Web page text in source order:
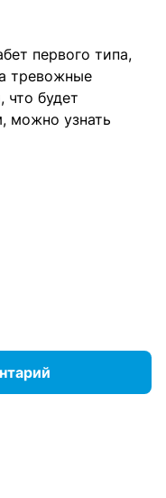
первого типа,
тревожные
будет
можно узнать